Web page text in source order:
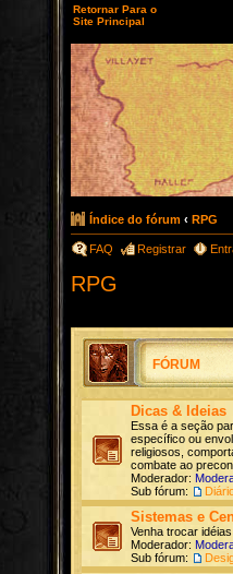
Retornar Para o
Site Principal
Índice do fórum ‹ RPG
FAQ Registrar
RPG
FÓRUM
Dicas & Ideias
Essa é a seção
específico ou
religiosos,
combate ao
Moderador:
Sub fórum:
Sistemas e
Venha trocar
Moderador:
Sub fórum: